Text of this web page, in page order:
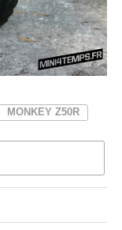
MONKEY Z50R